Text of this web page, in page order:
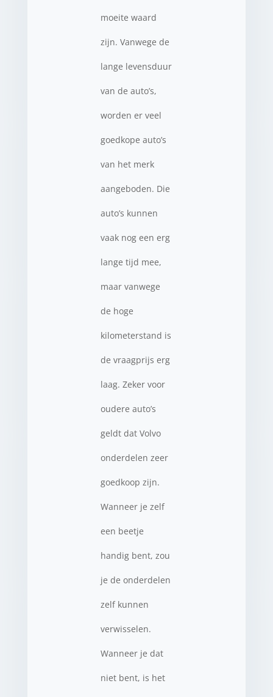
moeite waard
zijn. Vanwege de
lange levensduur
van de auto’s,
worden er veel
goedkope auto’s
van het merk
aangeboden. Die
auto’s kunnen
vaak nog een erg
lange tijd mee,
maar vanwege
de hoge
kilometerstand is
de vraagprijs erg
laag. Zeker voor
oudere auto’s
geldt dat Volvo
onderdelen zeer
goedkoop zijn.
Wanneer je zelf
een beetje
handig bent, zou
je de onderdelen
zelf kunnen
verwisselen.
Wanneer je dat
niet bent, is het